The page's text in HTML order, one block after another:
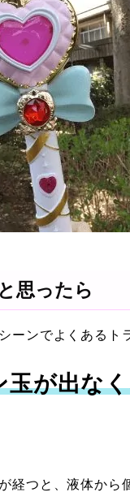
思ったら
ーンでよくあるト
玉が出な
経つと、液体から